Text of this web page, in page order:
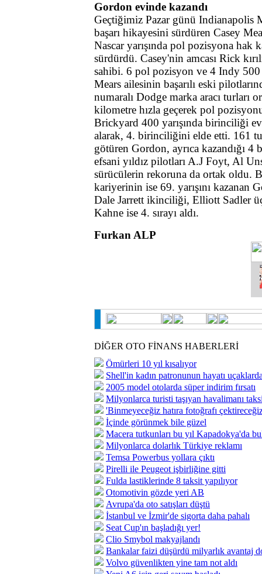
Gordon evinde kazandı
Geçtiğimiz Pazar günü Indianapolis
başarı hikayesini sürdüren Casey
Nascar yarışında pol pozisyona hak
sürdürdü. Casey'nin amcası Rick
sahibi. 6 pol pozisyon ve 4 Indy
Mears ailesinin başarılı eski
numaralı Dodge marka aracı turları
kilometre hızla geçerek pol
Brickyard 400 yarışında birinciliği
alarak, 4. birinciliğini elde etti. 161
götüren Gordon, ayrıca kazandığı 4
efsani yıldız pilotları A.J Foyt, Al
sürücülerin rekoruna da ortak oldu.
kariyerinin ise 69. yarışını kazanan
Dale Jarrett ikinciliği, Elliott Sadler
Kahne ise 4. sırayı aldı.
Furkan ALP
DİĞER OTO FİNANS HABERLERİ
Ömürleri 10 yıl kısalıyor
Shell'in kadın patronunun hayatı
2005 model otolarda süper indirim fırsatı
Milyonlarca turisti taşıyan havalimanı
'Binmeyeceğiz hatıra fotoğrafı
İçinde görünmek bile güzel
Macera tutkunları bu yıl Kapadokya'da
Milyonlarca dolarlık Türkiye reklamı
Temsa Powerbus yollara çıktı
Pirelli ile Peugeot işbirliğine gitti
Fulda lastiklerinde 8 taksit yapılıyor
Otomotivin gözde yeri AB
Avrupa'da oto satışları düştü
İstanbul ve İzmir'de sigorta daha pahalı
Seat Cup'ın başladığı yer!
Clio Smybol makyajlandı
Bankalar faizi düşürdü milyarlık avantaj
Volvo güvenlikten yine tam not aldı